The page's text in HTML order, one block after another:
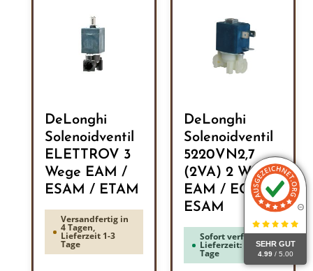
SEHR GUT
4.99 / 5.00
DeLonghi
Solenoidventil
ELETTROV 3
Wege EAM /
ESAM / ETAM
Versandfertig in
4 Tagen,
Lieferzeit 1-3
Tage
DeLonghi
Solenoidventil
5220VN2,7
(2VA) 2 Wege
EAM / ECAM /
ESAM
Sofort verfügbar,
Lieferzeit: 1-3
Tage